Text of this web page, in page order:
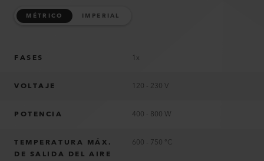
MÉTRICO IMPERIAL
FASES 1x
VOLTAJE 120 - 230 V
POTENCIA 400 - 800 W
TEMPERATURA MÁX.
DE SALIDA DEL AIRE
600 - 750 °C